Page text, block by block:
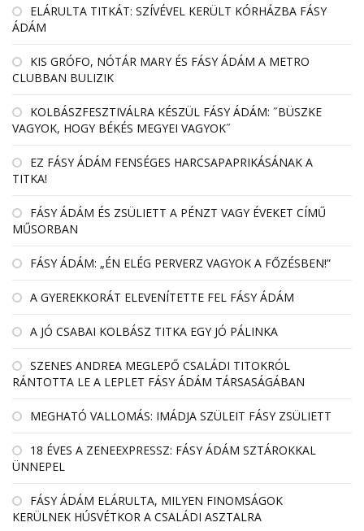
EL­ÁRULTA TIT­KÁT: SZÍ­VÉ­VEL KE­RÜLT KÓR­HÁZBA FÁSY
ÁDÁM
KIS GRÓFO, NÓTÁR MARY ÉS FÁSY ÁDÁM A METRO
CLUBBAN BULIZIK
KOLBÁSZFESZTIVÁLRA KÉSZÜL FÁSY ÁDÁM: ˝BÜSZKE
VAGYOK, HOGY BÉKÉS MEGYEI VAGYOK˝
EZ FÁSY ÁDÁM FENSÉGES HARCSAPAPRIKÁSÁNAK A
TITKA!
FÁSY ÁDÁM ÉS ZSÜLIETT A PÉNZT VAGY ÉVEKET CÍMŰ
MŰSORBAN
FÁSY ÁDÁM: „ÉN ELÉG PERVERZ VAGYOK A FŐZÉSBEN!”
A GYEREKKORÁT ELEVENÍTETTE FEL FÁSY ÁDÁM
A JÓ CSABAI KOLBÁSZ TITKA EGY JÓ PÁLINKA
SZENES ANDREA MEGLEPŐ CSALÁDI TITOKRÓL
RÁNTOTTA LE A LEPLET FÁSY ÁDÁM TÁRSASÁGÁBAN
MEGHATÓ VALLOMÁS: IMÁDJA SZÜLEIT FÁSY ZSÜLIETT
18 ÉVES A ZENEEXPRESSZ: FÁSY ÁDÁM SZTÁROKKAL
ÜNNEPEL
FÁSY ÁDÁM ELÁRULTA, MILYEN FINOMSÁGOK
KERÜLNEK HÚSVÉTKOR A CSALÁDI ASZTALRA